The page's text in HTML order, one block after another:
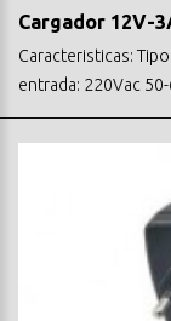
Cargador 12V-
Caracteristicas:
entrada: 220Vac